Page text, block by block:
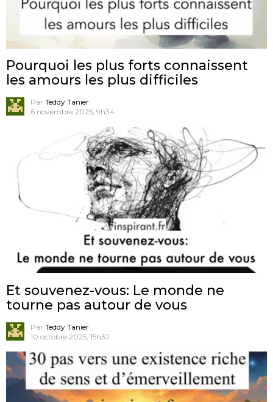
Pourquoi les plus forts connaissent
les amours les plus difficiles
Par Teddy Tanier
6 novembre 2025, 9h34
Et souvenez-vous: Le monde ne
tourne pas autour de vous
Par Teddy Tanier
10 octobre 2025, 15h32